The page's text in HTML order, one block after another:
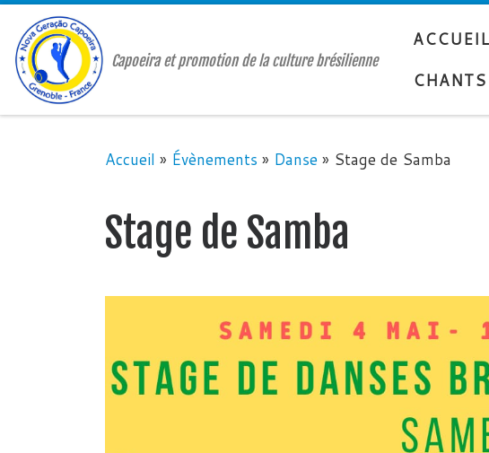
Passer au contenu
Capoeira et promotion de la culture brésilienne
ACCUEIL
CHANTS
Accueil » Évènements » Danse » Stage de Samba
Stage de Samba